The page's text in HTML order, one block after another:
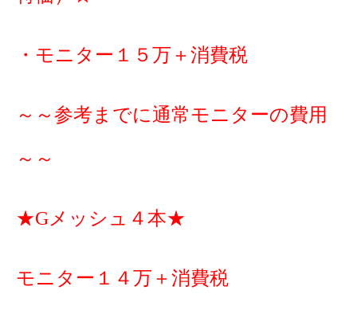
・モニター１５万＋消費税
～～参考までに通常モニターの費用
～～
★Gメッシュ４本★
モニター１４万＋消費税